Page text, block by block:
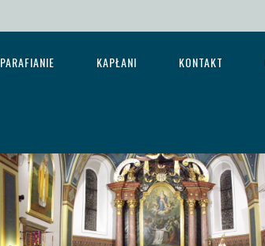
PARAFIANIE KAPŁANI KONTAKT